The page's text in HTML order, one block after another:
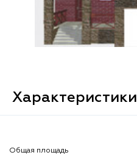
Характеристики
Общая площадь